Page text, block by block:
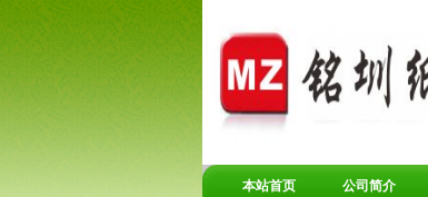
本站首页 公司简介